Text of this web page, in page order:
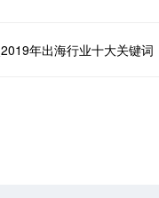
年出海行业十大关键词